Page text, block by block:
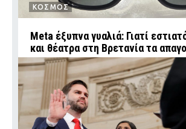
ΚΟΣΜΟΣ
Meta έξυπνα γυαλιά: Γιατί
και θέατρα στη Βρετανία τα